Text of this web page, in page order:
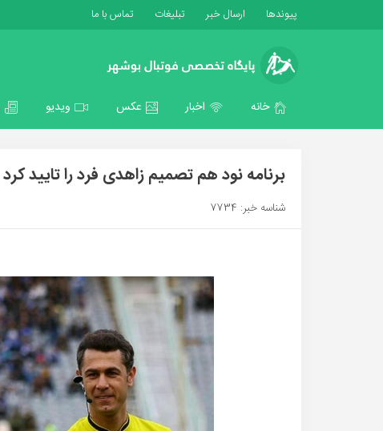
پیوندها ارسال خبر تبلیغات تماس با ما
خانه اخبار عکس ویدیو
برنامه نود هم تصمیم زاهدی فرد را تایید کرد
شناسه خبر: 7734